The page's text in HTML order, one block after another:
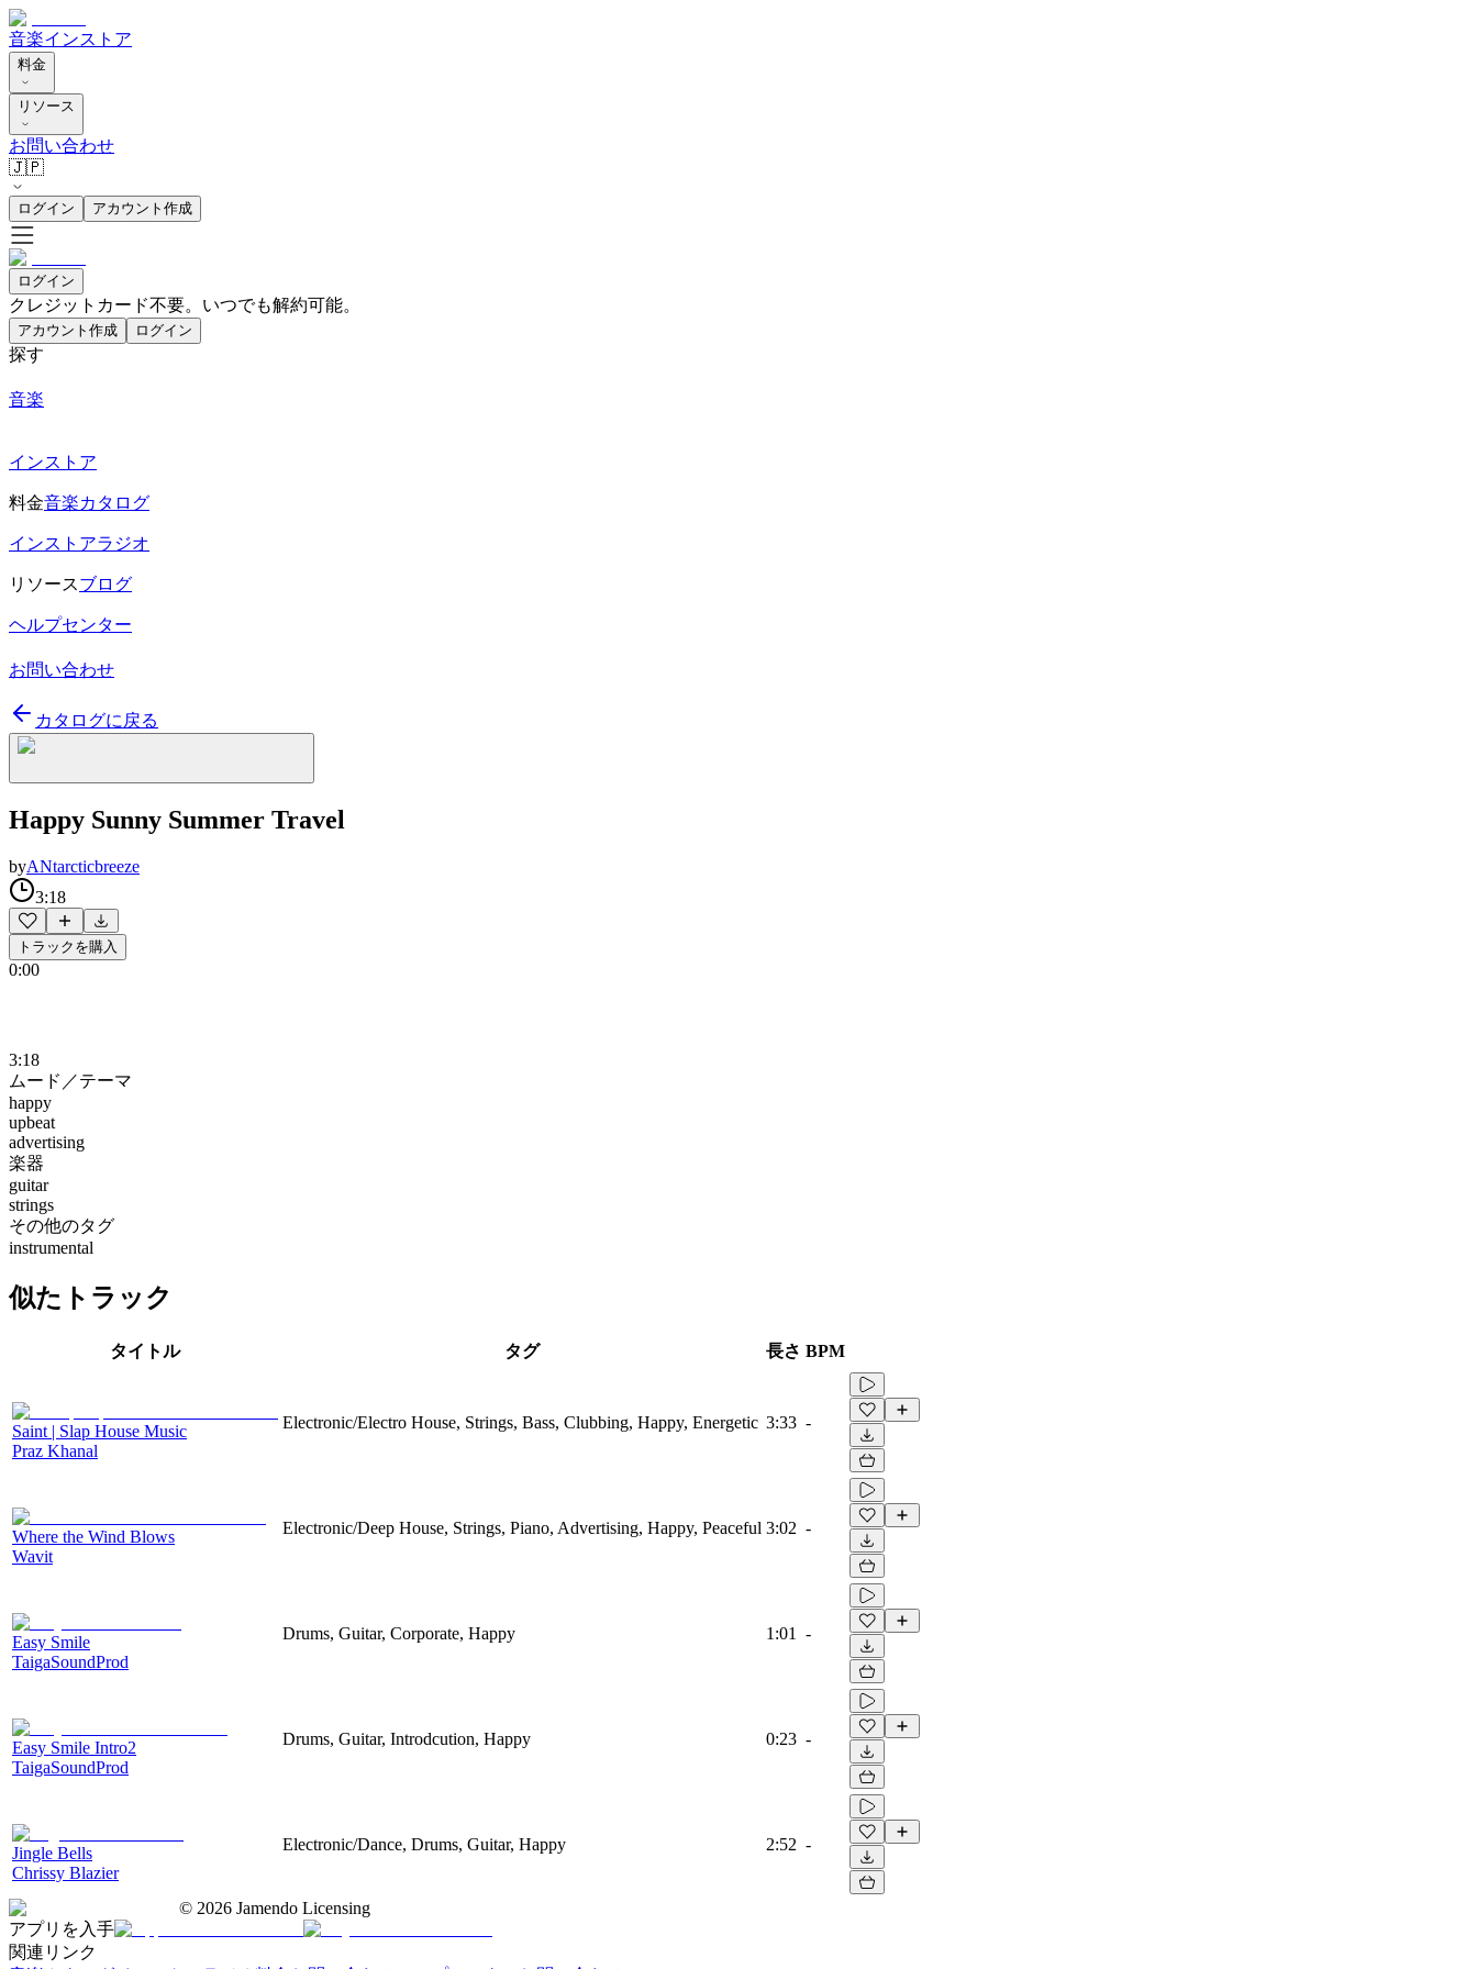
音楽インストア
料金
リソース
お問い合わせ
🇯🇵
ログイン アカウント作成
ログイン
クレジットカード不要。いつでも解約可能。
アカウント作成 ログイン
探す
音楽
インストア
料金音楽カタログ
インストアラジオ
リソースブログ
ヘルプセンター
お問い合わせ
カタログに戻る
Happy Sunny Summer Travel
byANtarcticbreeze
3:18
トラックを購入
0:00
3:18
ムード／テーマ
happy
upbeat
advertising
楽器
guitar
strings
その他のタグ
instrumental
似たトラック
タイトル タグ 長さ BPM
Saint | Slap House Music
Praz Khanal
Electronic/Electro House, Strings, Bass, Clubbing, Happy, Energetic 3:33 -
Where the Wind Blows
Wavit
Electronic/Deep House, Strings, Piano, Advertising, Happy, Peaceful 3:02 -
Easy Smile
TaigaSoundProd
Drums, Guitar, Corporate, Happy 1:01 -
Easy Smile Intro2
TaigaSoundProd
Drums, Guitar, Introdcution, Happy 0:23 -
Jingle Bells
Chrissy Blazier
Electronic/Dance, Drums, Guitar, Happy 2:52 -
© 2026 Jamendo Licensing
アプリを入手
関連リンク